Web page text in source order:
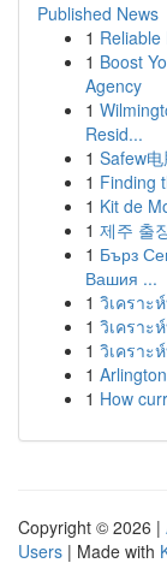
Published News
1
1 Boost
Agency
1
Resid...
1 Safew
1 Finding
1 Kit de
1 제주 출
1 Бърз
Вашия ...
1 วิเคราะ
1 วิเคราะ
1 วิเคราะ
1
1 How
Copyright © 2026 |
Users | Made with